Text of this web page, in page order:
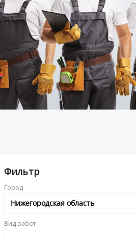
Фильтр
Город
Нижегородская область
Вид работ